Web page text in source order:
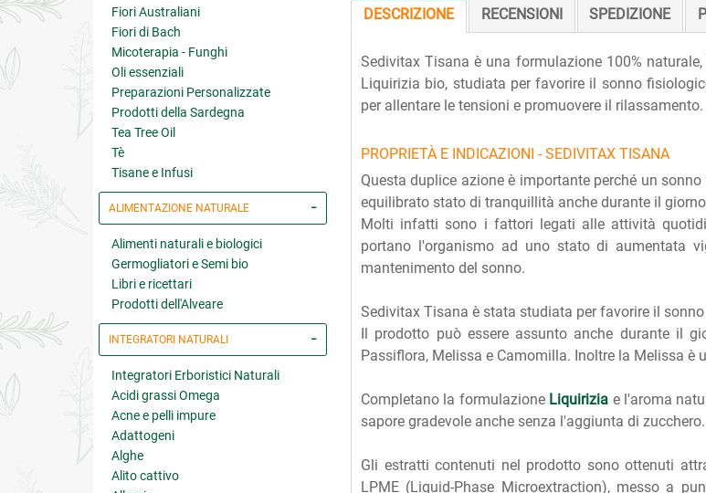
Fiori Australiani
Fiori di Bach
Micoterapia - Funghi
Oli essenziali
Preparazioni Personalizzate
Prodotti della Sardegna
Tea Tree Oil
Tè
Tisane e Infusi
ALIMENTAZIONE NATURALE
Alimenti naturali e biologici
Germogliatori e Semi bio
Libri e ricettari
Prodotti dell'Alveare
INTEGRATORI NATURALI
Integratori Erboristici Naturali
Acidi grassi Omega
Acne e pelli impure
Adattogeni
Alghe
Alito cattivo
DESCRIZIONE RECENSIONI SPEDIZIONE
Sedivitax Tisana è una formulazione 100%
Liquirizia bio, studiata per favorire il sonno
per allentare le tensioni e promuovere il rilassamento.
PROPRIETÀ E INDICAZIONI - SEDIVITAX TISANA
Questa duplice azione è importante perché un
equilibrato stato di tranquillità anche durante il
Molti infatti sono i fattori legati alle attività
portano l'organismo ad uno stato di aumentata
mantenimento del sonno.
Sedivitax Tisana è stata studiata per favorire il
Il prodotto può essere assunto anche durante il
Passiflora, Melissa e Camomilla. Inoltre la Melissa è
Completano la formulazione Liquirizia e l'aroma
sapore gradevole anche senza l'aggiunta di zucchero.
Gli estratti contenuti nel prodotto sono ottenuti
LPME (Liquid-Phase Microextraction), messo a